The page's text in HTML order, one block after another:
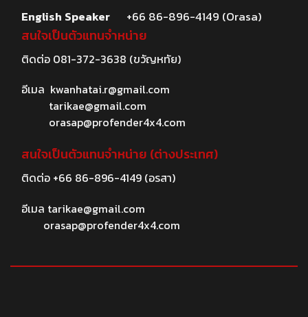
English Speaker
+66 86-896-4149 (Orasa)
สนใจเป็นตัวแทนจำหน่าย
ติดต่อ 081-372-3638 (ขวัญหทัย)
อีเมล kwanhatai.r@gmail.com
tarikae@gmail.com
orasap@profender4x4.com
สนใจเป็นตัวแทนจำหน่าย (ต่างประเทศ)
ติดต่อ +66 86-896-4149(อรสา)
อีเมล tarikae@gmail.com
orasap@profender4x4.com